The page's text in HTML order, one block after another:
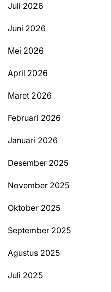
Juli 2026
Juni 2026
Mei 2026
April 2026
Maret 2026
Februari 2026
Januari 2026
Desember 2025
November 2025
Oktober 2025
September 2025
Agustus 2025
Juli 2025